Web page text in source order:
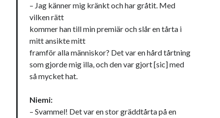
– Jag känner mig kränkt och har gråtit. Med
vilken rätt
kommer han till min premiär och slår en tårta i
mitt ansikte mitt
framför alla människor? Det var en hård tårtning
som gjorde mig illa, och den var gjort [sic] med
så mycket hat.
Niemi:
– Svammel! Det var en stor gräddtårta på en